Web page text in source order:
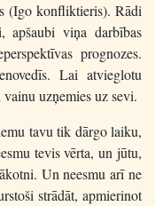
(Igo konfliktieris). Rādi
apšaubi viņa darbības
prognozes.
Lai atvieglotu
uzņemies uz sevi.
tavu tik dārgo laiku,
tevis vērta, un jūtu,
Un neesmu arī ne
strādāt, apmierinot